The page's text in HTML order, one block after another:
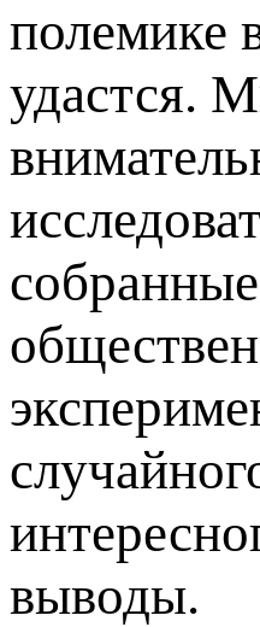
полемике
удастся.
выводы.